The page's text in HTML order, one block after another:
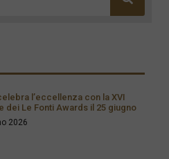
l’eccellenza con la XVI
dei Le Fonti Awards il 25 giugno
2026